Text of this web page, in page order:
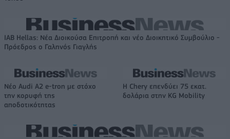
IAB Hellas: Νέα Διοικούσα Επιτροπή και νέο Διοικητικό Συμβούλιο -
Πρόεδρος ο Γαληνός Γιαγλής
Νέο Audi A2 e-tron με στόχο
την κορυφή της
αποδοτικότητας
Η Chery επενδύει 75 εκατ.
δολάρια στην KG Mobility